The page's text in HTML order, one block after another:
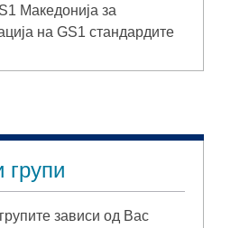
Македонија за
на GS1 стандардите
групи
зависи од Вас